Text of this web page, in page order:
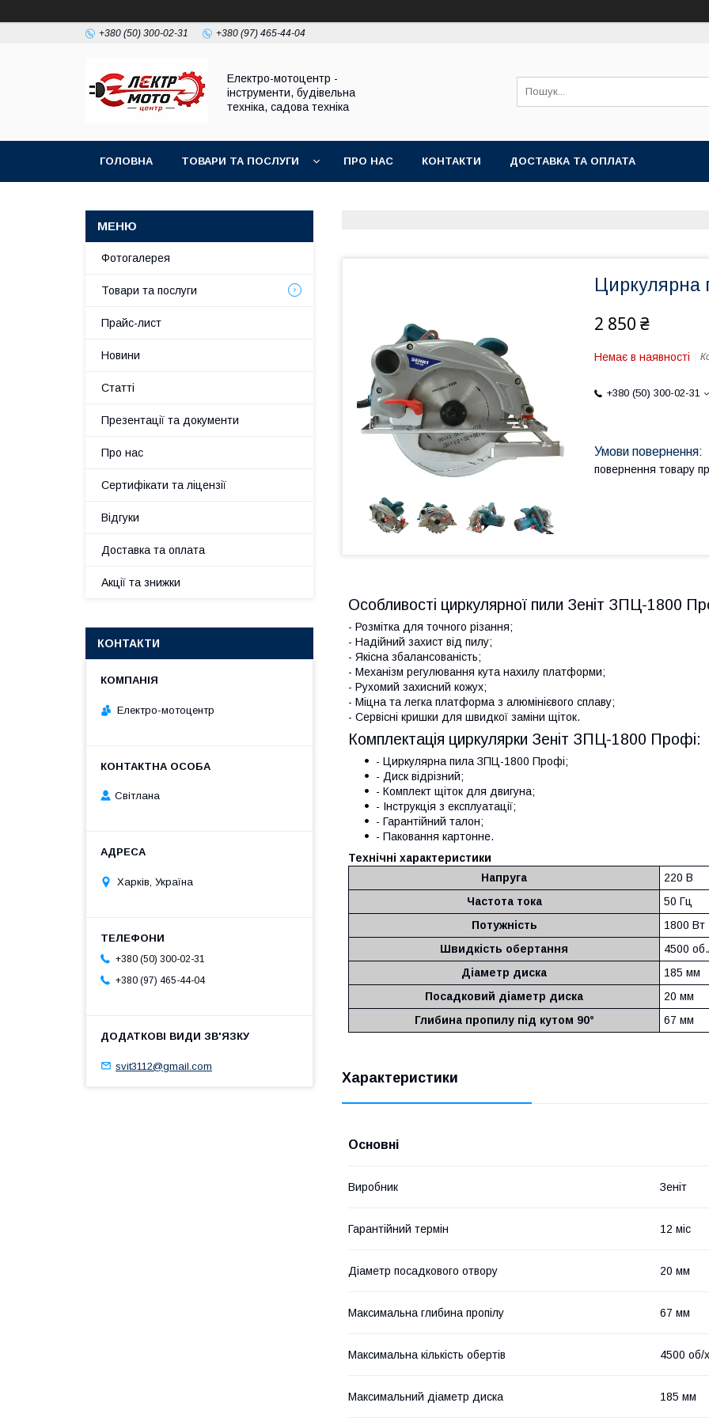
+380 (50) 300-02-31 +380 (97) 465-44-04
Електро-мотоцентр -
інструменти, будівельна
техніка, садова техніка
ГОЛОВНА ТОВАРИ ТА ПОСЛУГИ ПРО НАС КОНТАКТИ ДОСТАВКА ТА ОПЛАТА
Циркулярна
2 850 ₴
Немає в наявності
+380 (50) 300-02-31
повернення товару
Особливості циркулярної пили Зеніт ЗПЦ-1800
- Розмітка для точного різання;
- Надійний захист від пилу;
- Якісна збалансованість;
- Механізм регулювання кута нахилу платформи;
- Рухомий захисний кожух;
- Міцна та легка платформа з алюмінієвого сплаву;
- Сервісні кришки для швидкої заміни щіток.
Комплектація циркулярки Зеніт ЗПЦ-1800 Профі:
- Циркулярна пила ЗПЦ-1800 Профі;
- Диск відрізний;
- Комплект щіток для двигуна;
- Інструкція з експлуатації;
- Гарантійний талон;
- Паковання картонне.
Технічні характеристики
Напруга
220 В
Частота тока
50 Гц
Потужність
1800 Вт
Швидкість обертання
4500
Діаметр диска
185 мм
Посадковий діаметр диска
20 мм
Глибина пропилу під кутом 90°
67 мм
Характеристики
Основні
Виробник Зеніт
Гарантійний термін 12 міс
Діаметр посадкового отвору 20 мм
Максимальна глибина пропілу 67 мм
Максимальна кількість обертів 4500 об/
Максимальний діаметр диска 185 мм
Фотогалерея
Товари та послуги
Прайс-лист
Новини
Статті
Презентації та документи
Про нас
Сертифікати та ліцензії
Відгуки
Доставка та оплата
Акції та знижки
КОНТАКТИ
Електро-мотоцентр
Світлана
Харків, Україна
+380 (50) 300-02-31
+380 (97) 465-44-04
svit3112@gmail.com